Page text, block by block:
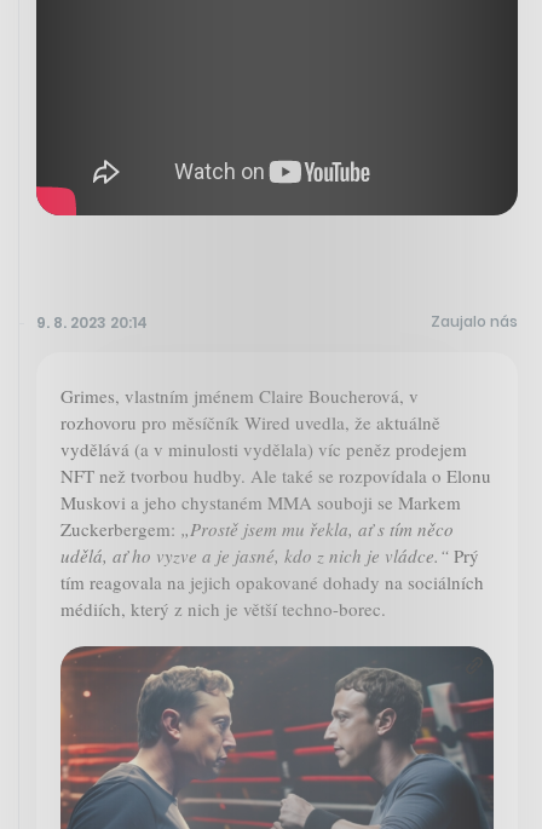
9. 8. 2023 20:14 Zaujalo nás
Grimes, vlastním jménem Claire Boucherová, v
rozhovoru pro měsíčník Wired uvedla, že aktuálně
vydělává (a v minulosti vydělala) víc peněz prodejem
NFT než tvorbou hudby. Ale také se rozpovídala o Elonu
Muskovi a jeho chystaném MMA souboji se Markem
Zuckerbergem: „Prostě jsem mu řekla, ať s tím něco
udělá, ať ho vyzve a je jasné, kdo z nich je vládce.“ Prý
tím reagovala na jejich opakované dohady na sociálních
médiích, který z nich je větší techno-borec.